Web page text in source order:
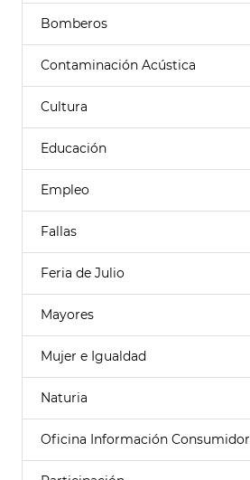
Bomberos
Contaminación Acústica
Cultura
Educación
Empleo
Fallas
Feria de Julio
Mayores
Mujer e Igualdad
Naturia
Oficina Información Consumidor